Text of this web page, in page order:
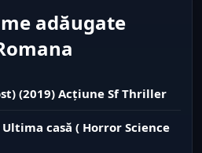
adăugate
(2019) Acțiune Sf Thriller
Ultima casă ( Horror Science